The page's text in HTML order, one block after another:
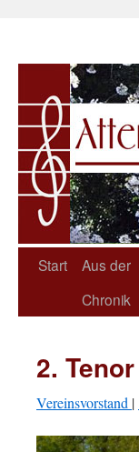
Start
Aus der
Chronik
2. Tenor
Vereinsvorstand |